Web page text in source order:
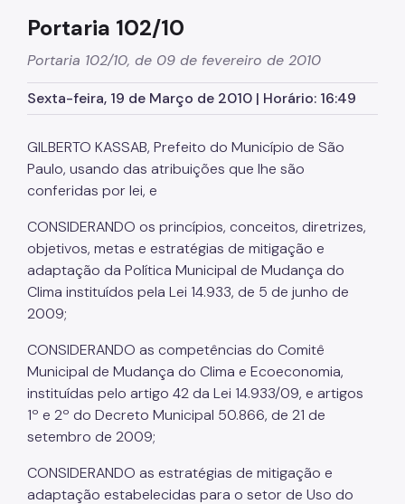
Portaria 102/10
Portaria 102/10, de 09 de fevereiro de 2010
Sexta-feira, 19 de Março de 2010 | Horário: 16:49
GILBERTO KASSAB, Prefeito do Município de São
Paulo, usando das atribuições que lhe são
conferidas por lei, e
CONSIDERANDO os princípios, conceitos, diretrizes,
objetivos, metas e estratégias de mitigação e
adaptação da Política Municipal de Mudança do
Clima instituídos pela Lei 14.933, de 5 de junho de
2009;
CONSIDERANDO as competências do Comitê
Municipal de Mudança do Clima e Ecoeconomia,
instituídas pelo artigo 42 da Lei 14.933/09, e artigos
1º e 2º do Decreto Municipal 50.866, de 21 de
setembro de 2009;
CONSIDERANDO as estratégias de mitigação e
adaptação estabelecidas para o setor de Uso do